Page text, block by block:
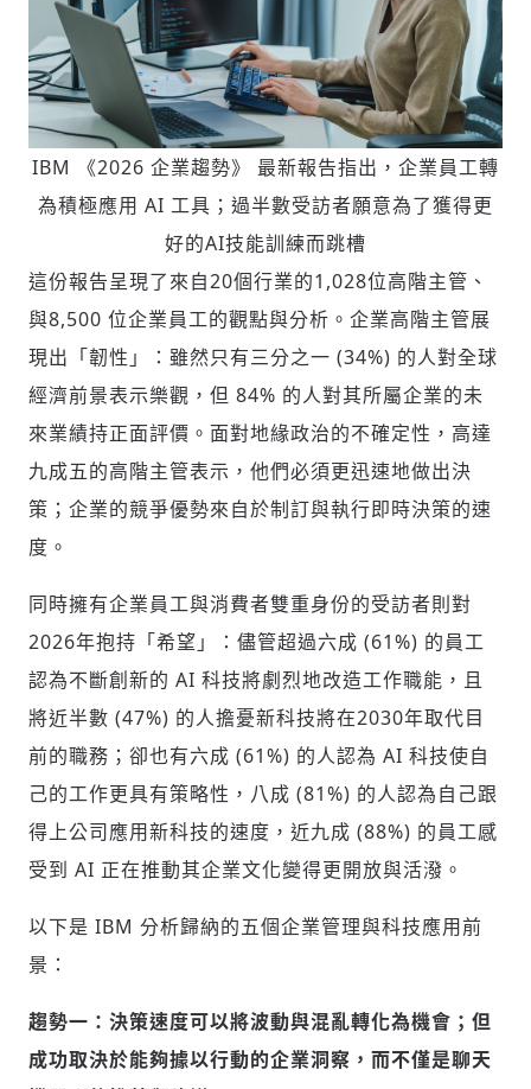
IBM 《2026 企業趨勢》 最新報告指出，企業員工轉
為積極應用 AI 工具；過半數受訪者願意為了獲得更
好的AI技能訓練而跳槽
這份報告呈現了來自20個行業的1,028位高階主管、
與8,500 位企業員工的觀點與分析。企業高階主管展
現出「韌性」：雖然只有三分之一 (34%) 的人對全球
經濟前景表示樂觀，但 84% 的人對其所屬企業的未
來業績持正面評價。面對地緣政治的不確定性，高達
九成五的高階主管表示，他們必須更迅速地做出決
策；企業的競爭優勢來自於制訂與執行即時決策的速
度。
同時擁有企業員工與消費者雙重身份的受訪者則對
2026年抱持「希望」：儘管超過六成 (61%) 的員工
認為不斷創新的 AI 科技將劇烈地改造工作職能，且
將近半數 (47%) 的人擔憂新科技將在2030年取代目
前的職務；卻也有六成 (61%) 的人認為 AI 科技使自
己的工作更具有策略性，八成 (81%) 的人認為自己跟
得上公司應用新科技的速度，近九成 (88%) 的員工感
受到 AI 正在推動其企業文化變得更開放與活潑。
以下是 IBM 分析歸納的五個企業管理與科技應用前
景：
趨勢一：決策速度可以將波動與混亂轉化為機會；但
成功取決於能夠據以行動的企業洞察，而不僅是聊天